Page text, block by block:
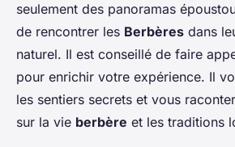
seulement des panoramas
de rencontrer les Berbères dans
naturel. Il est conseillé de faire
pour enrichir votre expérience. Il
les sentiers secrets et vous
sur la vie berbère et les traditions